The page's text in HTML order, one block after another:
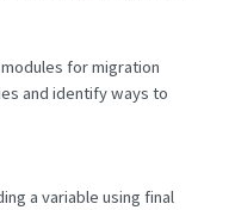
for migration
and identify ways to
a variable using final